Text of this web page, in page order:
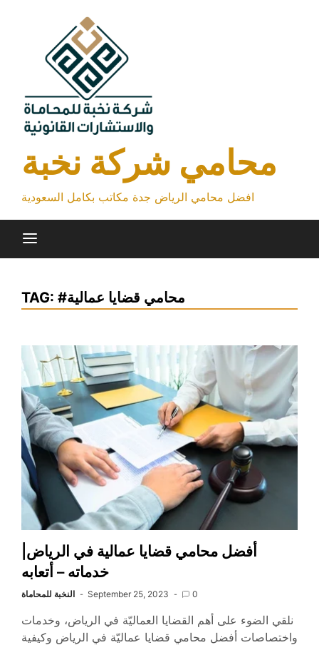
محامي شركة نخبة
افضل محامي الرياض جدة مكاتب بكامل السعودية
TAG: #محامي قضايا عمالية
أفضل محامي قضايا عمالية في الرياض|
خدماته – أتعابه
النخبة للمحاماة September 25, 2023 0
نلقي الضوء على أهم القضايا العماليّة في الرياض، وخدمات
واختصاصات أفضل محامي قضايا عماليّة في الرياض وكيفية